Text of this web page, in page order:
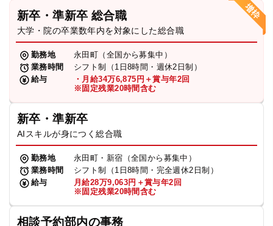
新卒・準新卒 総合職
大学・院の卒業数年内を対象にした総合職
勤務地
永田町（全国から募集中）
業務時間
シフト制（1日8時間・週休2日制）
給与
・月給34万6,875円＋賞与年2回
※固定残業20時間含む
新卒・準新卒
AIスキルが身につく総合職
勤務地
永田町・新宿（全国から募集中）
業務時間
シフト制（1日8時間・完全週休2日制）
給与
月給28万9,063円＋賞与年2回
※固定残業20時間含む
相談予約部内の事務